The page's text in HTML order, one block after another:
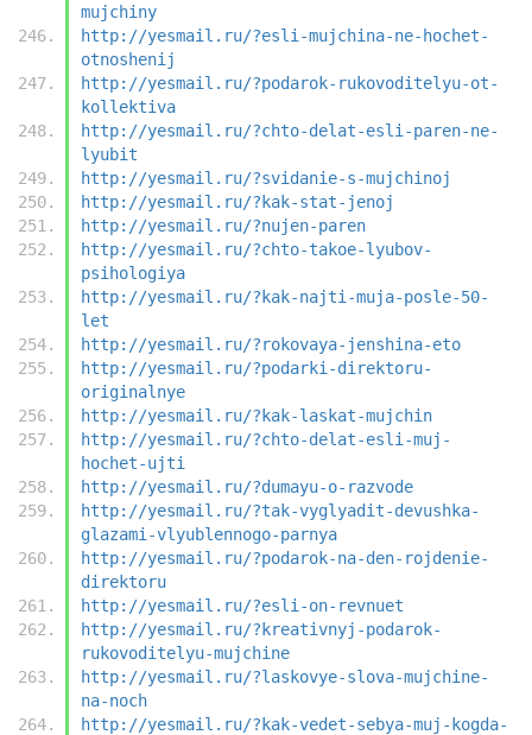
mujchiny
http://yesmail.ru/?esli-mujchina-ne-hochet-
otnoshenij
http://yesmail.ru/?podarok-rukovoditelyu-ot-
kollektiva
http://yesmail.ru/?chto-delat-esli-paren-ne-
lyubit
http://yesmail.ru/?svidanie-s-mujchinoj
http://yesmail.ru/?kak-stat-jenoj
http://yesmail.ru/?nujen-paren
http://yesmail.ru/?chto-takoe-lyubov-
psihologiya
http://yesmail.ru/?kak-najti-muja-posle-50-
let
http://yesmail.ru/?rokovaya-jenshina-eto
http://yesmail.ru/?podarki-direktoru-
originalnye
http://yesmail.ru/?kak-laskat-mujchin
http://yesmail.ru/?chto-delat-esli-muj-
hochet-ujti
http://yesmail.ru/?dumayu-o-razvode
http://yesmail.ru/?tak-vyglyadit-devushka-
glazami-vlyublennogo-parnya
http://yesmail.ru/?podarok-na-den-rojdenie-
direktoru
http://yesmail.ru/?esli-on-revnuet
http://yesmail.ru/?kreativnyj-podarok-
rukovoditelyu-mujchine
http://yesmail.ru/?laskovye-slova-mujchine-
na-noch
http://yesmail.ru/?kak-vedet-sebya-muj-kogda-